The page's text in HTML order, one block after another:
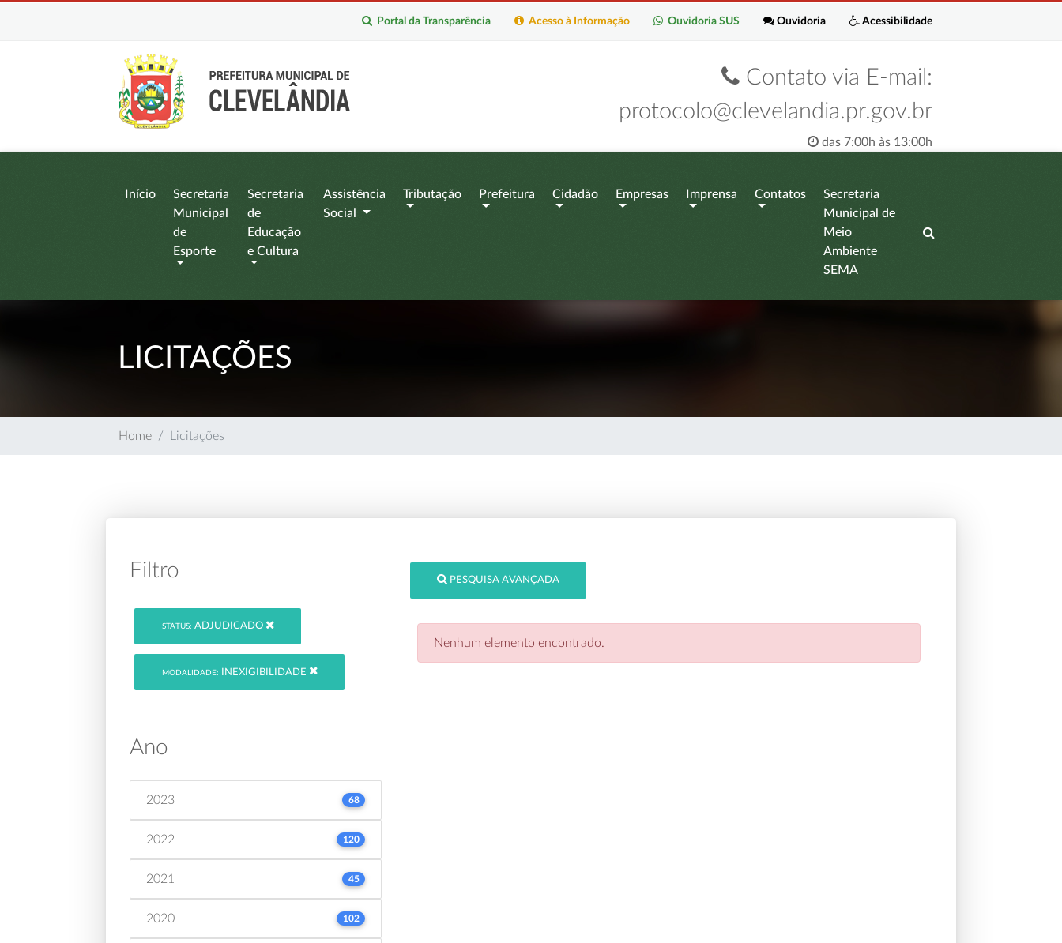
Acessibilidade
Ouvidoria
Ouvidoria SUS
Acesso à Informação
Portal da Transparência
Contato via E-mail:
protocolo@clevelandia.pr.gov.br
das 7:00h às 13:00h
Início
Secretaria
Municipal
de
Esporte
Secretaria
de
Educação
e Cultura
Assistência
Social
Tributação Prefeitura Cidadão Empresas Imprensa Contatos
Secretaria
Municipal de
Meio
Ambiente
SEMA
LICITAÇÕES
Home Licitações
Filtro
STATUS: ADJUDICADO
MODALIDADE: INEXIGIBILIDADE
Ano
2023 68
2022 120
2021 45
2020 102
PESQUISA AVANÇADA
Nenhum elemento encontrado.